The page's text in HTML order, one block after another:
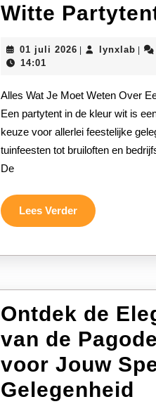
Witte
01 juli 202601
lynxlab
14:01
Alles Wat Je Moet Weten Over Een Partytent Wit
Een partytent in de kleur wit is
keuze voor allerlei feestelijke
tuinfeesten tot bruiloften en
De
Lees VerderLees
Verder
Ontdek de
van de
voor Jouw
Gelegenheid